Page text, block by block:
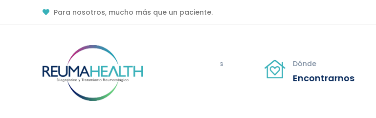
Para nosotros, mucho más que un paciente.
Contacto Online
Contáctenos
Dónde
Encontrarnos